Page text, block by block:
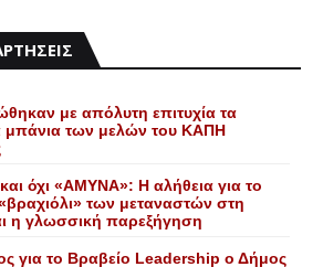
με απόλυτη επιτυχία τα
μπάνια των μελών του KAΠH
όχι «ΑΜΥΝΑ»: Η αλήθεια για το
των μεταναστών στη
η γλωσσική παρεξήγηση
για το Bραβείο Leadership ο Δήμος